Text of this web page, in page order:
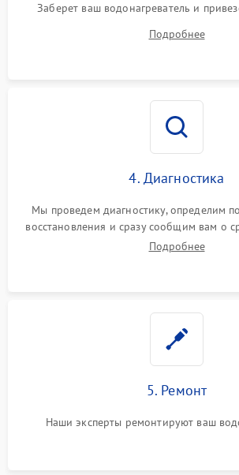
Заберет ваш водонагреватель и
Подробнее
4. Диагностика
Мы проведем диагностику, определим
восстановления и сразу сообщим вам о
Подробнее
5. Ремонт
Наши эксперты ремонтируют ваш